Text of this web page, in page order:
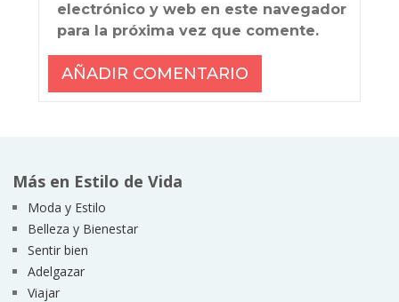
electrónico y web en este navegador
para la próxima vez que comente.
Más en Estilo de Vida
Moda y Estilo
Belleza y Bienestar
Sentir bien
Adelgazar
Viajar